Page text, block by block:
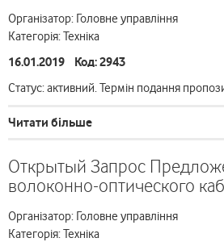
Організатор: Головне управління
Категорія: Техніка
16.01.2019 Код: 2943
Статус: активний. Термін подання
Читати більше
Открытый Запрос
волоконно-оптического
Організатор: Головне управління
Категорія: Техніка